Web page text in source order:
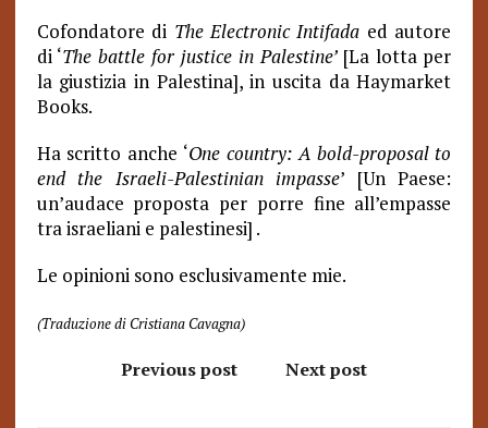
Cofondatore di The Electronic Intifada ed autore
di ‘The battle for justice in Palestine’ [La lotta per
la giustizia in Palestina], in uscita da Haymarket
Books.
Ha scritto anche ‘One country: A bold-proposal to
end the Israeli-Palestinian impasse’ [Un Paese:
un’audace proposta per porre fine all’empasse
tra israeliani e palestinesi] .
Le opinioni sono esclusivamente mie.
(Traduzione di Cristiana Cavagna)
Previous post Next post